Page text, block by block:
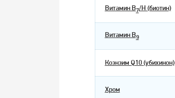
Витамин В7/Н (биотин)
Витамин В9
Коэнзим Q10 (убихинон)
Хром